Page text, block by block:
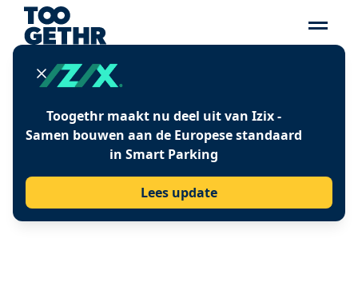
Toogethr maakt nu deel uit van Izix -
Samen bouwen aan de Europese standaard
in Smart Parking
Lees update
MEHR MÖGLICHKEITEN
BEIM MITARBEITER-
PARKEN